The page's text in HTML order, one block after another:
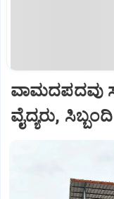
ವಾಮದಪದವು
ವೈದ್ಯರು,